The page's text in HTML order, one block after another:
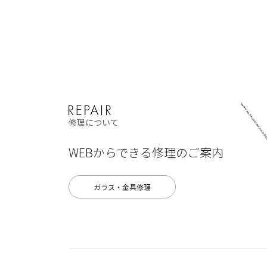
修理について
WEBからできる修理のご案内
ガラス・金具修理